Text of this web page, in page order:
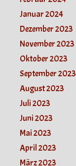
Januar 2024
Dezember 2023
November 2023
Oktober 2023
September 2023
August 2023
Juli 2023
Juni 2023
Mai 2023
April 2023
März 2023